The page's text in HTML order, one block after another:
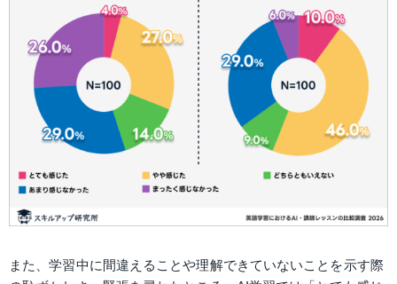
また、学習中に間違えることや理解できていないことを示す際